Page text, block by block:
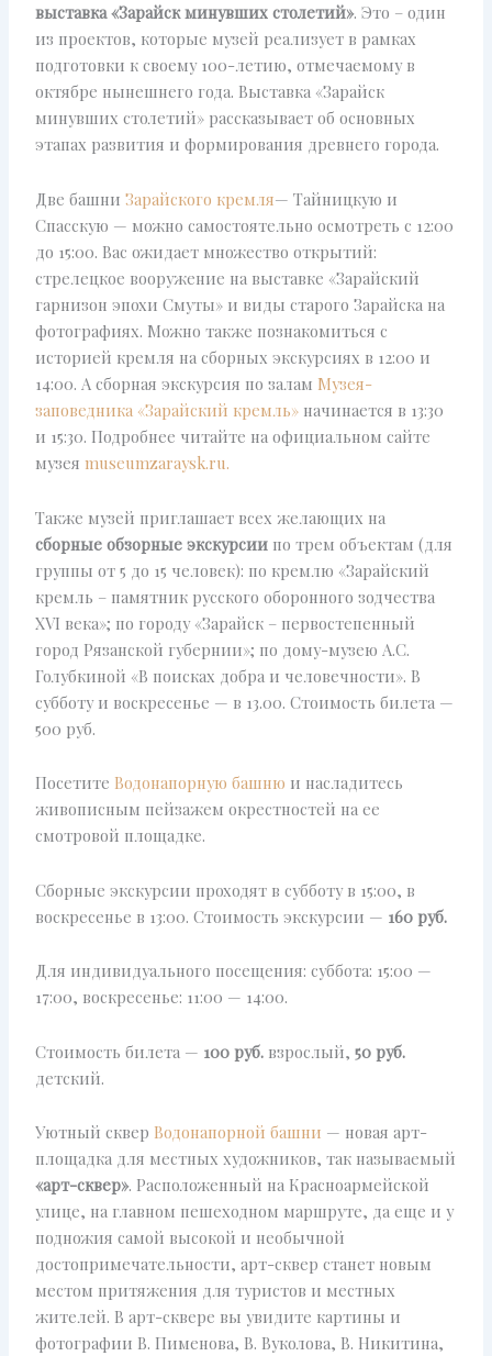
выставка «Зарайск минувших столетий». Это – один
из проектов, которые музей реализует в рамках
подготовки к своему 100-летию, отмечаемому в
октябре нынешнего года. Выставка «Зарайск
минувших столетий» рассказывает об основных
этапах развития и формирования древнего города.
Две башниЗарайского кремля— Тайницкую и
Спасскую — можно самостоятельно осмотреть с 12:00
до 15:00. Вас ожидает множество открытий:
стрелецкое вооружение на выставке «Зарайский
гарнизон эпохи Смуты» и виды старого Зарайска на
фотографиях. Можно также познакомиться с
историей кремля на сборных экскурсиях в 12:00 и
14:00. А сборная экскурсия по залам Музея-
заповедника «Зарайский кремль» начинается в 13:30
и 15:30. Подробнее читайте на официальном сайте
музея museumzaraysk.ru.
Также музей приглашает всех желающих на
сборные обзорные экскурсии по трем объектам (для
группы от 5 до 15 человек): по кремлю «Зарайский
кремль – памятник русского оборонного зодчества
XVI века»; по городу «Зарайск – первостепенный
город Рязанской губернии»; по дому-музею А.С.
Голубкиной «В поисках добра и человечности». В
субботу и воскресенье — в 13.00. Стоимость билета —
500 руб.
Посетите Водонапорную башню и насладитесь
живописным пейзажем окрестностей на ее
смотровой площадке.
Сборные экскурсии проходят в субботу в 15:00, в
воскресенье в 13:00. Стоимость экскурсии — 160 руб.
Для индивидуального посещения: суббота: 15:00 —
17:00, воскресенье: 11:00 — 14:00.
Стоимость билета — 100 руб. взрослый,50 руб.
детский.
Уютный сквер Водонапорной башни — новая арт-
площадка для местных художников, так называемый
«арт-сквер». Расположенный на Красноармейской
улице, на главном пешеходном маршруте, да еще и у
подножия самой высокой и необычной
достопримечательности, арт-сквер станет новым
местом притяжения для туристов и местных
жителей. В арт-сквере вы увидите картины и
фотографии В. Пименова, В. Вуколова, В. Никитина,